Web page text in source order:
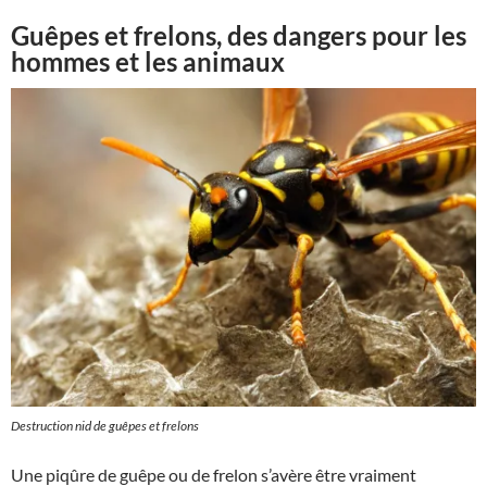
Guêpes et frelons, des dangers pour les
hommes et les animaux
Destruction nid de guêpes et frelons
Une piqûre de guêpe ou de frelon s’avère être vraiment